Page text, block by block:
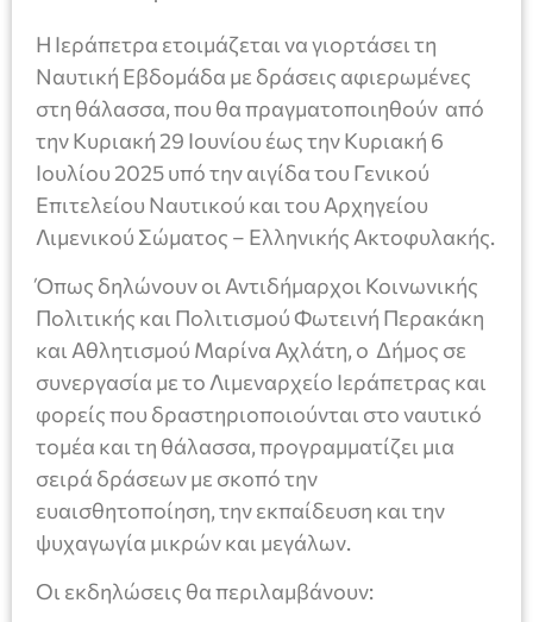
Η Ιεράπετρα ετοιμάζεται να γιορτάσει τη
Ναυτική Εβδομάδα με δράσεις αφιερωμένες
στη θάλασσα, που θα πραγματοποιηθούν από
την Κυριακή 29 Ιουνίου έως την Κυριακή 6
Ιουλίου 2025 υπό την αιγίδα του Γενικού
Επιτελείου Ναυτικού και του Αρχηγείου
Λιμενικού Σώματος – Ελληνικής Ακτοφυλακής.
Όπως δηλώνουν οι Αντιδήμαρχοι Κοινωνικής
Πολιτικής και Πολιτισμού Φωτεινή Περακάκη
και Αθλητισμού Μαρίνα Αχλάτη, ο Δήμος σε
συνεργασία με το Λιμεναρχείο Ιεράπετρας και
φορείς που δραστηριοποιούνται στο ναυτικό
τομέα και τη θάλασσα, προγραμματίζει μια
σειρά δράσεων με σκοπό την
ευαισθητοποίηση, την εκπαίδευση και την
ψυχαγωγία μικρών και μεγάλων.
Οι εκδηλώσεις θα περιλαμβάνουν: